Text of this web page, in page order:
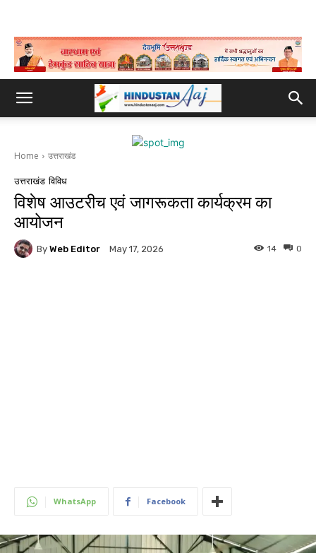
Home उत्तराखंड
उत्तराखंड विविध
विशेष आउटरीच एवं जागरूकता कार्यक्रम का
आयोजन
By Web Editor May 17, 2026 0
14
WhatsApp Facebook